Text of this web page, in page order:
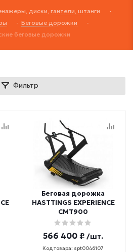
диски, гантели, штанги
-
- Беговые дорожки
-
беговые дорожки
Фильтр
Беговая дорожка
HASTTINGS EXPERIENCE
CMT900
566 400 ₽ /шт.
Код товара: spt0046107